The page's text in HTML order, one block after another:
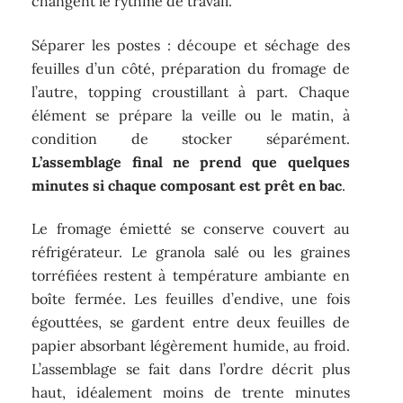
Séparer les postes : découpe et séchage des
feuilles d’un côté, préparation du fromage de
l’autre, topping croustillant à part. Chaque
élément se prépare la veille ou le matin, à
condition de stocker séparément.
L’assemblage final ne prend que quelques
minutes si chaque composant est prêt en bac.
Le fromage émietté se conserve couvert au
réfrigérateur. Le granola salé ou les graines
torréfiées restent à température ambiante en
boîte fermée. Les feuilles d’endive, une fois
égouttées, se gardent entre deux feuilles de
papier absorbant légèrement humide, au froid.
L’assemblage se fait dans l’ordre décrit plus
haut, idéalement moins de trente minutes